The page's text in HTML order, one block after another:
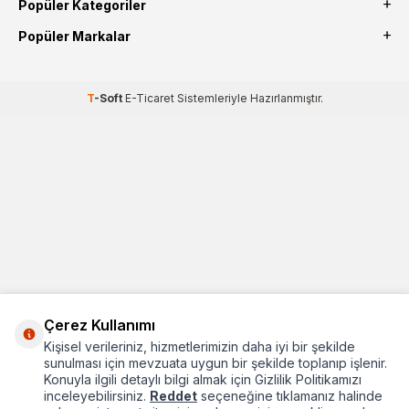
Popüler Kategoriler
Popüler Markalar
T-Soft E-TicaretSistemleriyle Hazırlanmıştır.
Çerez Kullanımı
Kişisel verileriniz, hizmetlerimizin daha iyi bir şekilde
sunulması için mevzuata uygun bir şekilde toplanıp işlenir.
Konuyla ilgili detaylı bilgi almak için Gizlilik Politikamızı
inceleyebilirsiniz. Reddet seçeneğine tıklamanız halinde